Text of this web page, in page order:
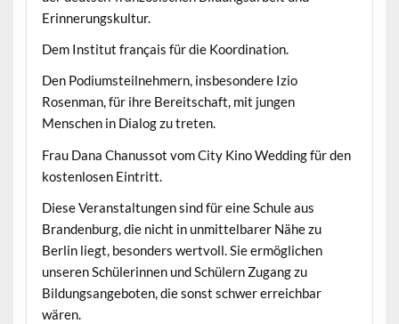
Erinnerungskultur.
Dem Institut français für die Koordination.
Den Podiumsteilnehmern, insbesondere Izio
Rosenman, für ihre Bereitschaft, mit jungen
Menschen in Dialog zu treten.
Frau Dana Chanussot vom City Kino Wedding für den
kostenlosen Eintritt.
Diese Veranstaltungen sind für eine Schule aus
Brandenburg, die nicht in unmittelbarer Nähe zu
Berlin liegt, besonders wertvoll. Sie ermöglichen
unseren Schülerinnen und Schülern Zugang zu
Bildungsangeboten, die sonst schwer erreichbar
wären.